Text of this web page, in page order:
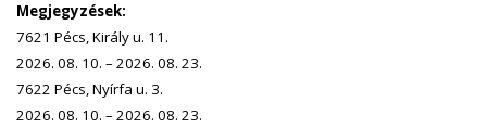
Megjegyzések:
7621 Pécs, Király u. 11.
2026. 08. 10. – 2026. 08. 23.
7622 Pécs, Nyírfa u. 3.
2026. 08. 10. – 2026. 08. 23.